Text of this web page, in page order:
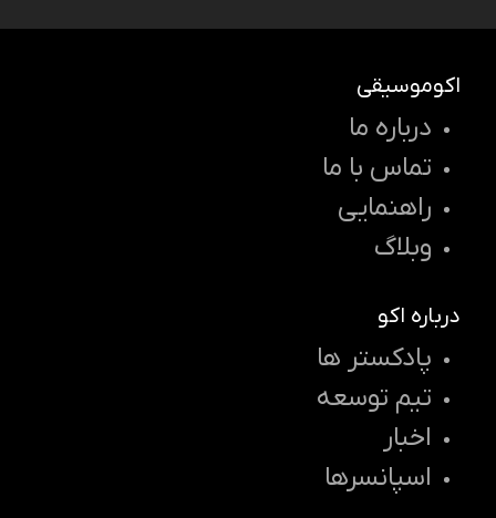
اکوموسیقی
درباره ما
تماس با ما
راهنمایی
وبلاگ
درباره اکو
پادکستر ها
تیم توسعه
اخبار
اسپانسرها